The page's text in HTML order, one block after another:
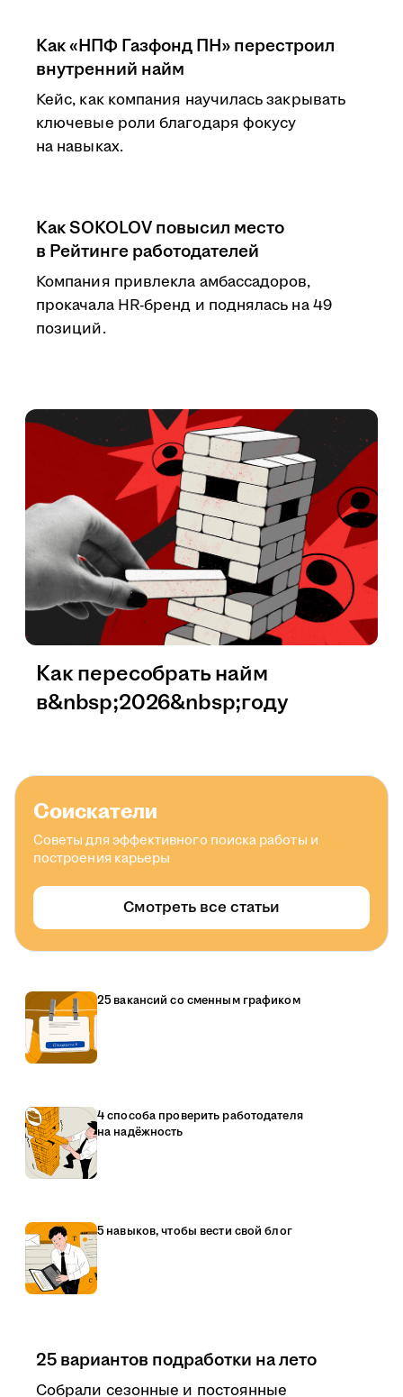
Как «НПФ Газфонд ПН» перестроил
внутренний найм
Кейс, как компания научилась закрывать
ключевые роли благодаря фокусу
на навыках.
Как SOKOLOV повысил место
в Рейтинге работодателей
Компания привлекла амбассадоров,
прокачала HR-бренд и поднялась на 49
позиций.
Как пересобрать найм
в&nbsp;2026&nbsp;году
Соискатели
Советы для эффективного поиска работы и
построения карьеры
Смотреть все статьи
25 вакансий со сменным графиком
4 способа проверить работодателя
на надёжность
5 навыков, чтобы вести свой блог
25 вариантов подработки на лето
Собрали сезонные и постоянные